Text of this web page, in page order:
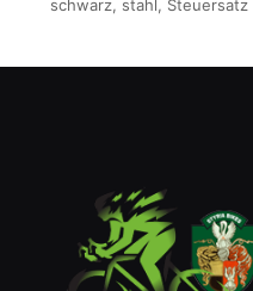
schwarz, stahl, Steuersatz